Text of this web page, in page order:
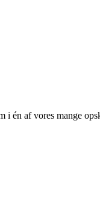
én af vores mange